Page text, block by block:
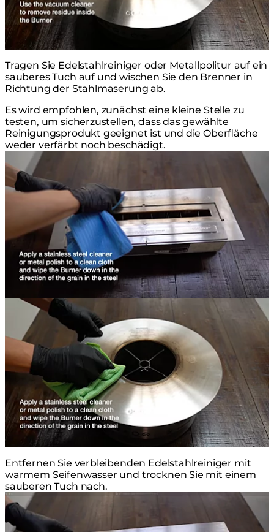
Tragen Sie Edelstahlreiniger oder Metallpolitur auf ein
sauberes Tuch auf und wischen Sie den Brenner in
Richtung der Stahlmaserung ab.
Es wird empfohlen, zunächst eine kleine Stelle zu
testen, um sicherzustellen, dass das gewählte
Reinigungsprodukt geeignet ist und die Oberfläche
weder verfärbt noch beschädigt.
Entfernen Sie verbleibenden Edelstahlreiniger mit
warmem Seifenwasser und trocknen Sie mit einem
sauberen Tuch nach.